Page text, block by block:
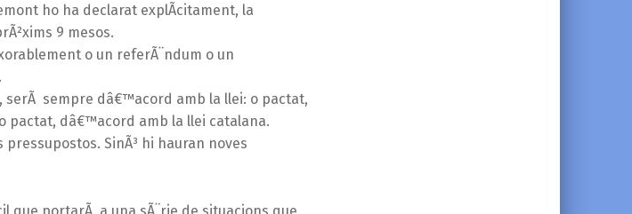
ho ha declarat explÃ­citament, la
9 mesos.
o un referÃ¨ndum o un
serÃ sempre dâ€™acord amb la llei: o pactat,
pactat, dâ€™acord amb la llei catalana.
SinÃ³ hi hauran noves
que portarÃ a una sÃ¨rie de situacions que,